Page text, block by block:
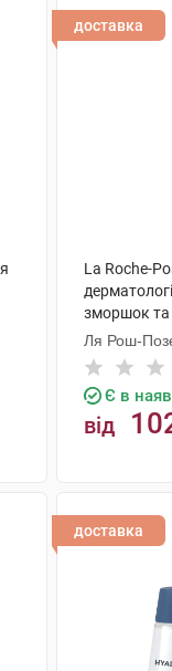
доставка
La Roche-
зморшок та
пружності
очей 15 мл
Ля Рош-
Є в
від
доставка